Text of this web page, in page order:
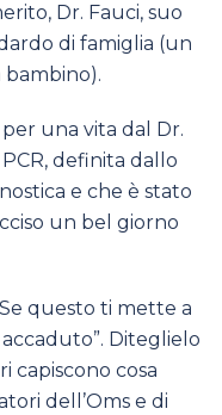
Dr. Fauci, suo
di famiglia (un
una vita dal Dr.
definita dallo
e che è stato
un bel giorno
questo ti mette a
Diteglielo
capiscono cosa
dell’Oms e di